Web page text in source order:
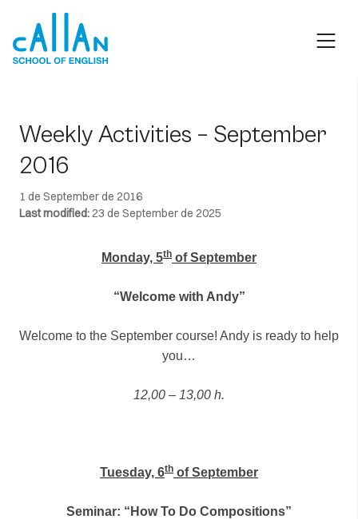
content
Weekly Activities – September
2016
1 de September de 2016
Last modified:23 de September de 2025
Monday, 5th of September
“Welcome with Andy”
Welcome to the September course! Andy is ready to help
you…
12,00 – 13,00 h.
Tuesday, 6th of September
Seminar: “How To Do Compositions”